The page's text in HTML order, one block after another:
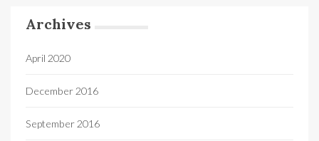
Archives
April 2020
December 2016
September 2016